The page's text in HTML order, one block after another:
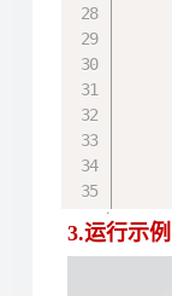
3.运行示例